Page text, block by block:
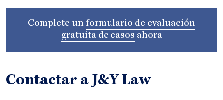
Complete un formulario de evaluación
gratuita de casos ahora
Contactar a J&Y Law